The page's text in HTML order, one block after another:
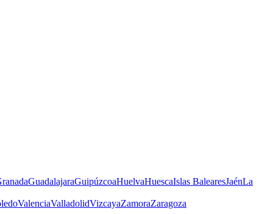
GuadalajaraGuipúzcoaHuelvaHuescaIslas BalearesJaénLa
ValenciaValladolidVizcayaZamoraZaragoza